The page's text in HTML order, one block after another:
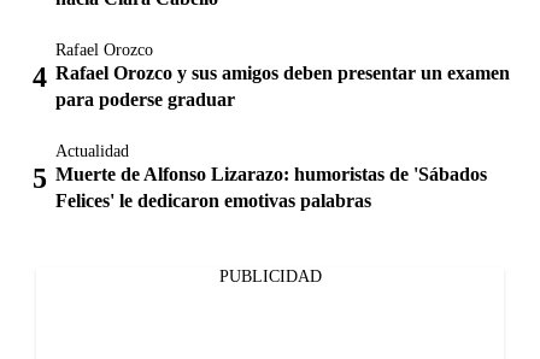
Rafael Orozco
Rafael Orozco y sus amigos deben presentar un examen
para poderse graduar
Actualidad
Muerte de Alfonso Lizarazo: humoristas de 'Sábados
Felices' le dedicaron emotivas palabras
PUBLICIDAD